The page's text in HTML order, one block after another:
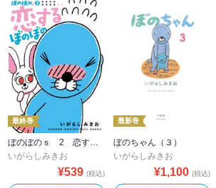
最終巻
ぼのぼのｓ 2 恋するぼのぼの
いがらしみきお
¥539 (税込)
最新巻
ぼのちゃん（３）
いがらしみきお
¥1,100 (税込)